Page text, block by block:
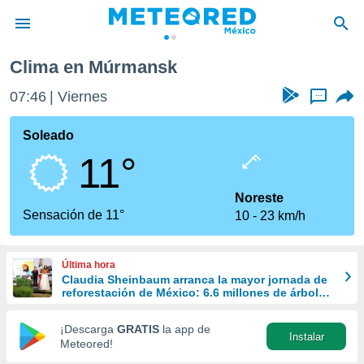
de
ha sido
calidad.
a este
las
y
forma
digital
basada
Clima en Múrmansk
07:46 Viernes ...
Soleado
11°
Sensación de 11°
Noreste
10
23 km/h
Última hora
Claudia Sheinbaum arranca la mayor jornada de
reforestación de México: 6.6 millones de árboles
¡Descarga GRATIS la app de
Meteored!
Instalar